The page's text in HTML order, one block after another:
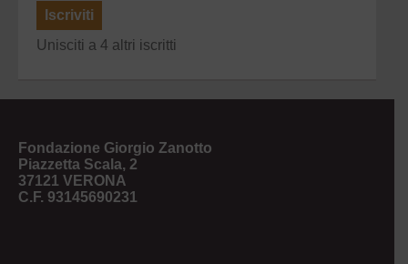
Iscriviti
Unisciti a 4 altri iscritti
Fondazione Giorgio Zanotto
Piazzetta Scala, 2
37121 VERONA
C.F. 93145690231